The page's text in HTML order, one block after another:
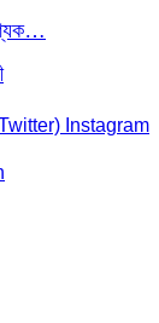
Instagram